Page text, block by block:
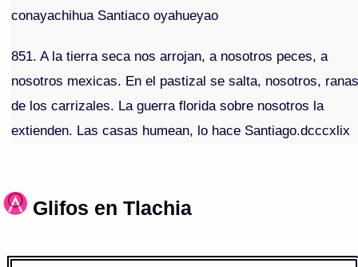
conayachihua Santiaco oyahueyao
851. A la tierra seca nos arrojan, a nosotros peces, a
nosotros mexicas. En el pastizal se salta, nosotros,
de los carrizales. La guerra florida sobre nosotros la
extienden. Las casas humean, lo hace Santiago.dcccxlix
Glifos en Tlachia